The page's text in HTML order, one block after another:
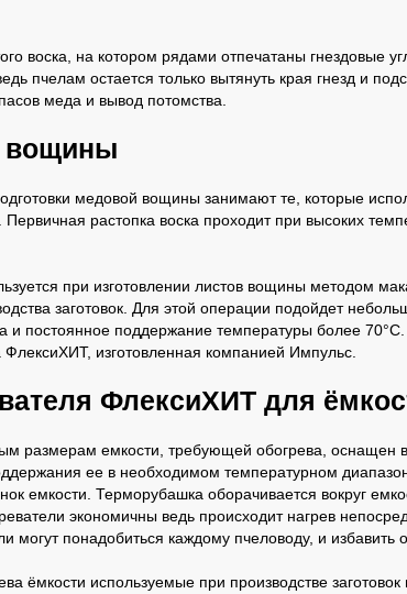
воска, на котором рядами отпечатаны гнездовые
пчелам остается только вытянуть края гнезд и
меда и вывод потомства.
вощины
медовой вощины занимают те, которые
растопка воска проходит при высоких
при изготовлении листов вощины методом
заготовок. Для этой операции подойдет
постоянное поддержание температуры более
изготовленная компанией Импульс.
ФлексиХИТ для
размерам емкости, требующей обогрева, оснащен
ее в необходимом температурном
емкости. Терморубашка оборачивается вокруг
экономичны ведь происходит нагрев
понадобиться каждому пчеловоду, и избавить
ёмкости используемые при производстве